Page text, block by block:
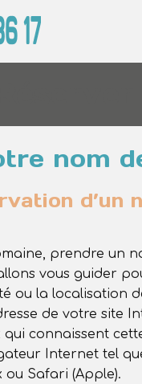
nom
d’un
prendre un
vous guider
ou la localisation
de votre site
connaissent
Internet tel
Safari (Apple).